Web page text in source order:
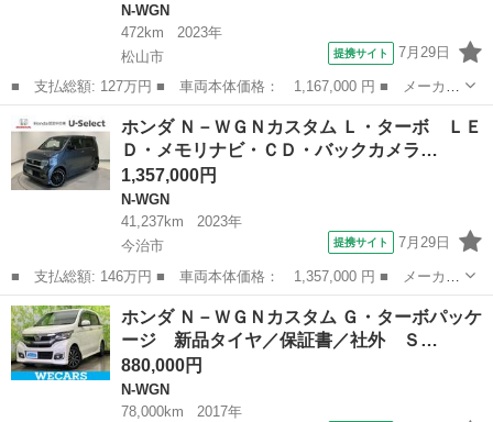
N-WGN
472km
2023年
松山市
提携サイト 7月29日
■ 支払総額: 127万円 ■ 車両本体価格： 1,167,000 円 ■ メーカー
名： ホンダ ■ 車種名： Ｎ－ＷＧＮ ■ グレード名： Ｌ キー
フリー インテリキー 衝突被害軽減Ｓ Ｂモニタ サイドエアバッ
ク 横滑り...
愛媛 N-WGN
ホンダ Ｎ－ＷＧＮカスタム Ｌ・ターボ ＬＥ
Ｄ・メモリナビ・ＣＤ・バックカメラ…
1,357,000円
N-WGN
41,237km
2023年
今治市
提携サイト 7月29日
■ 支払総額: 146万円 ■ 車両本体価格： 1,357,000 円 ■ メーカー
名： ホンダ ■ 車種名： Ｎ－ＷＧＮカスタム ■ グレード名：
Ｌ・ターボ ＬＥＤ・メモリナビ・ＣＤ・バックカメラ・純正ＡＷ・
スマートキ...
愛媛 今治市 N-WGN
ホンダ Ｎ－ＷＧＮカスタム Ｇ・ターボパッケ
ージ 新品タイヤ／保証書／社外 Ｓ…
880,000円
N-WGN
78,000km
2017年